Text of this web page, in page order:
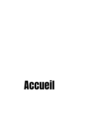
Accueil